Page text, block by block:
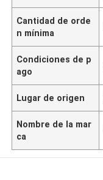
Cantidad de orde
n mínima
Condiciones de p
ago
Lugar de origen
Nombre de la mar
ca